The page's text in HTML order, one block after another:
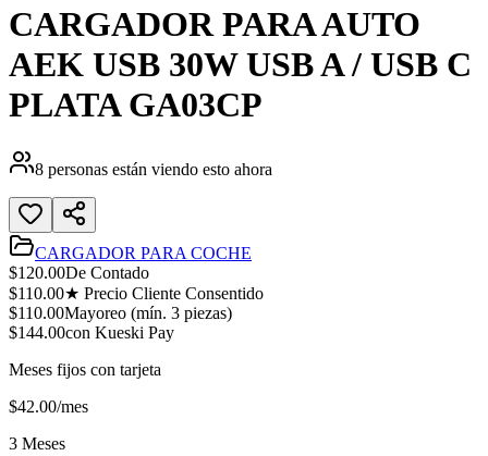
CARGADOR PARA AUTO
AEK USB 30W USB A / USB C
PLATA GA03CP
8 personas están viendo esto ahora
CARGADOR PARA COCHE
$120.00De Contado
$110.00★ Precio Cliente Consentido
$110.00Mayoreo (mín. 3 piezas)
$144.00con Kueski Pay
Meses fijos con tarjeta
$42.00/mes
3 Meses